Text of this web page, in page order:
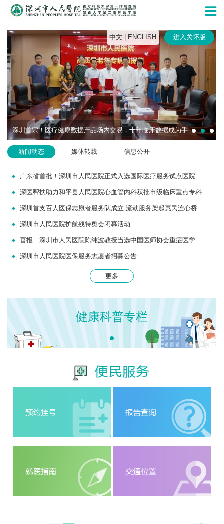
深圳市人民
中文 ENGLISH 进入关怀版
深圳首宗！医疗健康数据产品场内交易，十年临床数据成为手术机器人研发“燃料”
新闻动态 媒体转载 信息公开
广东省首批！深圳市人民医院正式入选国际医疗服务试点医院
深医帮扶助力和平县人民医院心血管内科获批市级临床重点专科
深圳首支百人医保志愿者服务队成立 流动服务架起惠民连心桥
深圳市人民医院护航残特奥会闭幕活动
喜报｜深圳市人民医院陈纯波教授当选中国医师协会重症医学医师分会常务委员
深圳市人民医院医保服务志愿者招募公告
更多
健康科普专栏